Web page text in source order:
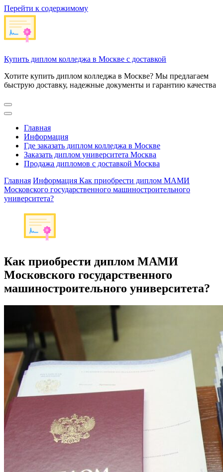
Перейти к содержимому
Купить диплом колледжа в Москве с доставкой
Хотите купить диплом колледжа в Москве? Мы предлагаем
быструю доставку, надежные документы и гарантию качества
Главная
Информация
Где заказать диплом колледжа в Москве
Заказать диплом университета Москва
Продажа дипломов с доставкой Москва
Главная Информация Как приобрести диплом МАМИ
Московского государственного машиностроительного
университета?
Как приобрести диплом МАМИ
Московского государственного
машиностроительного университета?